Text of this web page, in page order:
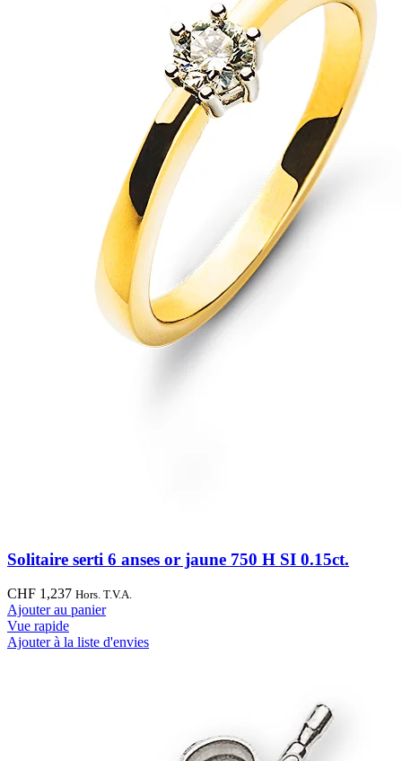
Solitaire serti 6 anses or jaune 750 H SI 0.15ct.
CHF 1,237 Hors. T.V.A.
Ajouter au panier
Vue rapide
Ajouter à la liste d'envies